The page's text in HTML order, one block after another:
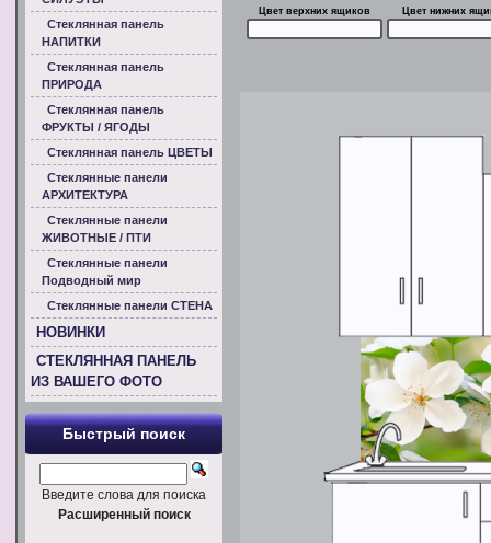
Цвет верхних ящиков Цвет нижних
Стеклянная панель
НАПИТКИ
Стеклянная панель
ПРИРОДА
Стеклянная панель
ФРУКТЫ / ЯГОДЫ
Стеклянная панель ЦВЕТЫ
Стеклянные панели
АРХИТЕКТУРА
Стеклянные панели
ЖИВОТНЫЕ / ПТИ
Стеклянные панели
Подводный мир
Стеклянные панели СТЕНА
НОВИНКИ
СТЕКЛЯННАЯ ПАНЕЛЬ
ИЗ ВАШЕГО ФОТО
Быстрый поиск
Введите слова для поиска
Расширенный поиск